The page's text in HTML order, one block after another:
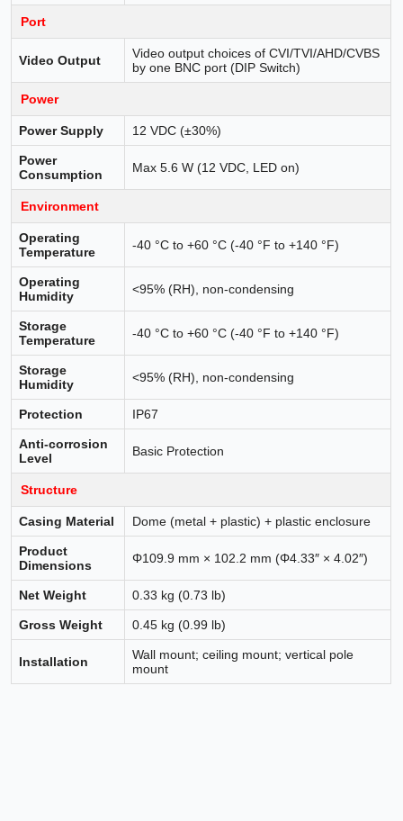
Port
Video Output
Video output choices of CVI/TVI/AHD/CVBS
by one BNC port (DIP Switch)
Power
Power Supply 12 VDC (±30%)
Power
Consumption
Max 5.6 W (12 VDC, LED on)
Environment
Operating
Temperature
-40 °C to +60 °C (-40 °F to +140 °F)
Operating
Humidity
<95% (RH), non-condensing
Storage
Temperature
-40 °C to +60 °C (-40 °F to +140 °F)
Storage
Humidity
<95% (RH), non-condensing
Protection IP67
Anti-corrosion
Level
Basic Protection
Structure
Casing Material Dome (metal + plastic) + plastic enclosure
Product
Dimensions
Φ109.9 mm × 102.2 mm (Φ4.33″ × 4.02″)
Net Weight 0.33 kg (0.73 lb)
Gross Weight 0.45 kg (0.99 lb)
Installation
Wall mount; ceiling mount; vertical pole
mount